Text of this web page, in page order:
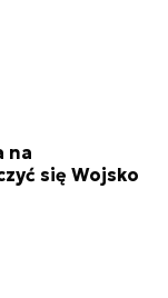
na
się Wojsko